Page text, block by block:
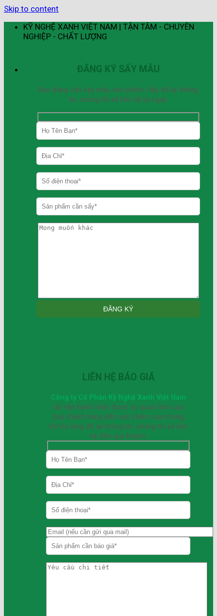
Skip to content
KỸ NGHỆ XANH VIỆT NAM | TẬN TÂM - CHUYÊN
NGHIỆP - CHẤT LƯỢNG
ĐĂNG KÝ SẤY MẪU
Bạn đang cần sấy mẫu sản phẩm. Hãy để lại thông
tin, chúng tôi sẽ liên hệ lại ngay.
LIÊN HỆ BÁO GIÁ
Công ty Cổ Phần Kỹ Nghệ Xanh Việt Nam
rất hân hạnh nhận được sự quan tâm của
Quý khách hàng đến sản phẩm của chúng
tôi.Vui lòng để lại thông tin, chúng tôi sẽ liên
hệ đến quý khách.